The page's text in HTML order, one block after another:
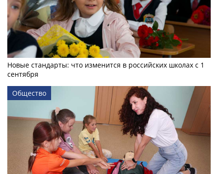
Новые стандарты: что изменится в российских школах с 1
сентября
Общество